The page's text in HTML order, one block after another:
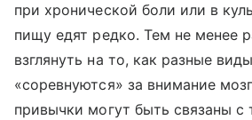
при хронической боли или в
пищу едят редко. Тем не менее
взглянуть на то, как разные
«соревнуются» за внимание
привычки могут быть связаны с